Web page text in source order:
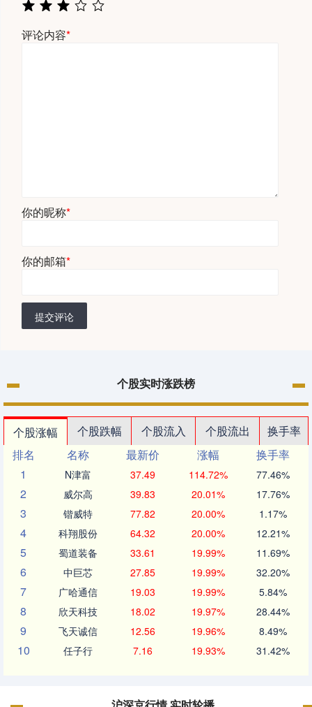
评论内容*
你的昵称*
你的邮箱*
提交评论
个股实时涨跌榜
个股涨幅 个股跌幅 个股流入 个股流出
换手率
排名
名称 最新价 涨幅
换手率
1
N津富 37.49 114.72% 77.46%
2 威尔高 39.83 20.01% 17.76%
3 锴威特 77.82 20.00% 1.17%
4 科翔股份 64.32 20.00% 12.21%
5 蜀道装备 33.61 19.99% 11.69%
6 中巨芯 27.85 19.99% 32.20%
7 广哈通信 19.03 19.99% 5.84%
8 欣天科技 18.02 19.97% 28.44%
9 飞天诚信 12.56 19.96% 8.49%
10 任子行 7.16 19.93% 31.42%